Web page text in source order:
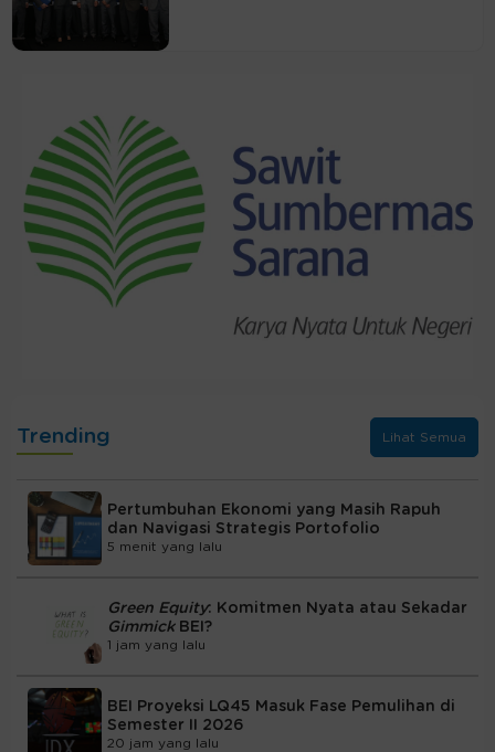
Trending Lihat Semua
Pertumbuhan Ekonomi yang Masih Rapuh
dan Navigasi Strategis Portofolio
5 menit yang lalu
Green Equity: Komitmen Nyata atau Sekadar
Gimmick BEI?
1 jam yang lalu
BEI Proyeksi LQ45 Masuk Fase Pemulihan di
Semester II 2026
20 jam yang lalu